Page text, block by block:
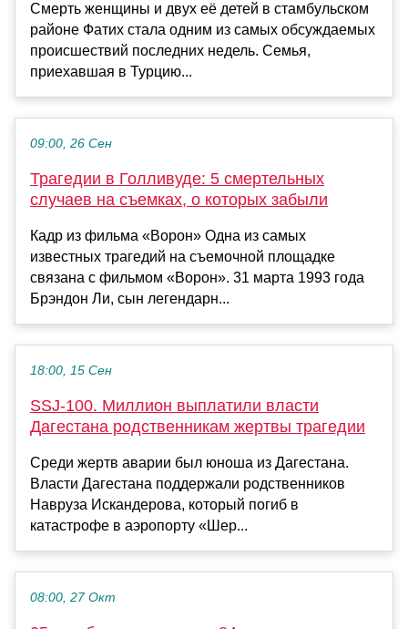
Смерть женщины и двух её детей в стамбульском
районе Фатих стала одним из самых обсуждаемых
происшествий последних недель. Семья,
приехавшая в Турцию...
09:00, 26 Сен
Трагедии в Голливуде: 5 смертельных
случаев на съемках, о которых забыли
Кадр из фильма «Ворон» Одна из самых
известных трагедий на съемочной площадке
связана с фильмом «Ворон». 31 марта 1993 года
Брэндон Ли, сын легендарн...
18:00, 15 Сен
SSJ-100. Миллион выплатили власти
Дагестана родственникам жертвы трагедии
Среди жертв аварии был юноша из Дагестана.
Власти Дагестана поддержали родственников
Навруза Искандерова, который погиб в
катастрофе в аэропорту «Шер...
08:00, 27 Окт